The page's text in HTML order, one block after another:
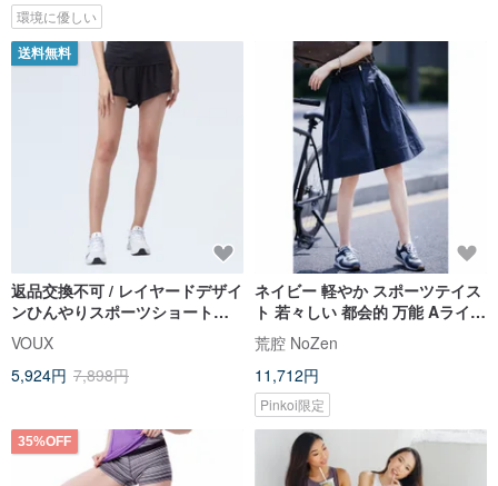
環境に優しい
送料無料
返品交換不可 / レイヤードデザイ
ンひんやりスポーツショートパ
ンツ-ブラック
VOUX
5,924円 7,898円
ネイビー 軽やか スポーツテイス
ト 若々しい 都会的 万能 Aライン
ショートパンツ
荒腔 NoZen
11,712円
Pinkoi限定
35%OFF